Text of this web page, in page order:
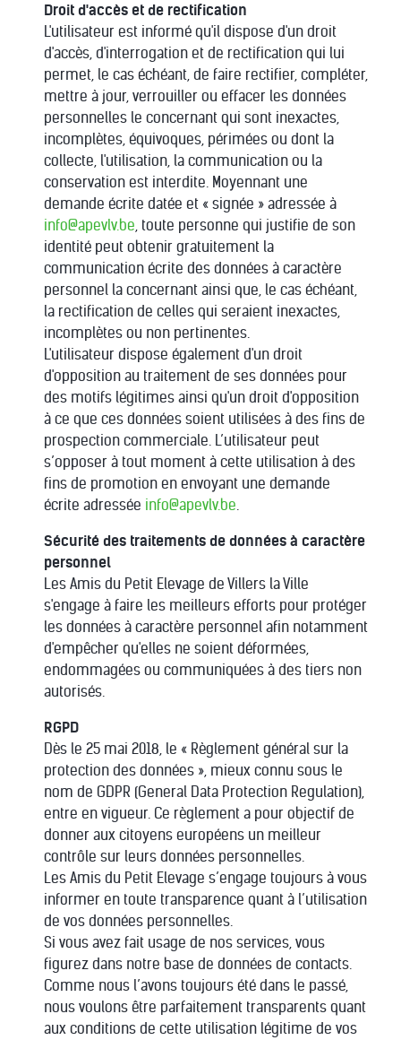
Droit d'accès et de rectification
L'utilisateur est informé qu'il dispose d'un droit
d'accès, d'interrogation et de rectification qui lui
permet, le cas échéant, de faire rectifier, compléter,
mettre à jour, verrouiller ou effacer les données
personnelles le concernant qui sont inexactes,
incomplètes, équivoques, périmées ou dont la
collecte, l'utilisation, la communication ou la
conservation est interdite. Moyennant une
demande écrite datée et « signée » adressée à
info@apevlv.be , toute personne qui justifie de son
identité peut obtenir gratuitement la
communication écrite des données à caractère
personnel la concernant ainsi que, le cas échéant,
la rectification de celles qui seraient inexactes,
incomplètes ou non pertinentes.
L'utilisateur dispose également d'un droit
d'opposition au traitement de ses données pour
des motifs légitimes ainsi qu'un droit d'opposition
à ce que ces données soient utilisées à des fins de
prospection commerciale. L’utilisateur peut
s’opposer à tout moment à cette utilisation à des
fins de promotion en envoyant une demande
écrite adressée info@apevlv.be
Sécurité des traitements de données à caractère
personnel
Les Amis du Petit Elevage de Villers la Ville
s'engage à faire les meilleurs efforts pour protéger
les données à caractère personnel afin notamment
d'empêcher qu'elles ne soient déformées,
endommagées ou communiquées à des tiers non
autorisés.
RGPD
Dès le 25 mai 2018, le « Règlement général sur la
protection des données », mieux connu sous le
nom de GDPR (General Data Protection Regulation),
entre en vigueur. Ce règlement a pour objectif de
donner aux citoyens européens un meilleur
contrôle sur leurs données personnelles.
Les Amis du Petit Elevage s’engage toujours à vous
informer en toute transparence quant à l’utilisation
de vos données personnelles.
Si vous avez fait usage de nos services, vous
figurez dans notre base de données de contacts.
Comme nous l’avons toujours été dans le passé,
nous voulons être parfaitement transparents quant
aux conditions de cette utilisation légitime de vos